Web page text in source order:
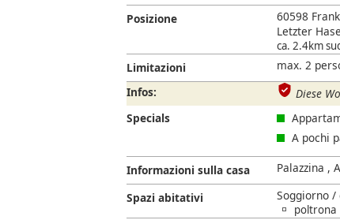
Posizione
60598
Letzter
ca. 2.4km
Limitazioni
max. 2
Infos:
Diese
Specials
A pochi
Informazioni sulla casa
Palazzina ,
Spazi abitativi
Soggiorno
poltrona